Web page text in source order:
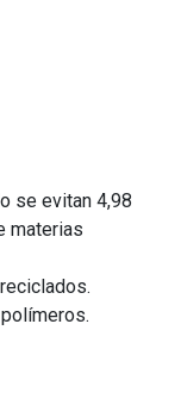
se evitan 4,98
materias